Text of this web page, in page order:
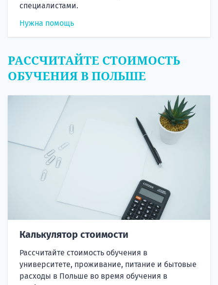
специалистами.
Нужна помощь
РАССЧИТАЙТЕ СТОИМОСТЬ
ОБУЧЕНИЯ В ПОЛЬШЕ
Калькулятор стоимости
Рассчитайте стоимость обучения в
университете, проживание, питание и бытовые
расходы в Польше во время обучения в